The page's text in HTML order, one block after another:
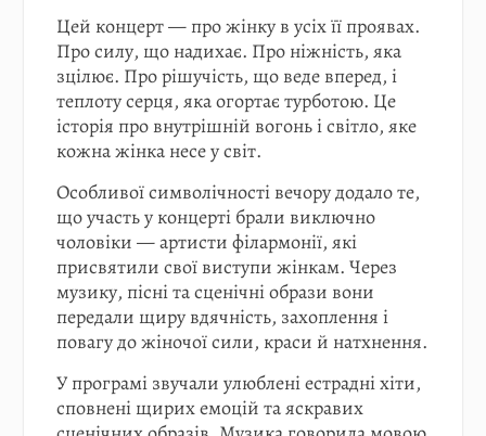
Цей концерт — про жінку в усіх її проявах.
Про силу, що надихає. Про ніжність, яка
зцілює. Про рішучість, що веде вперед, і
теплоту серця, яка огортає турботою. Це
історія про внутрішній вогонь і світло, яке
кожна жінка несе у світ.
Особливої символічності вечору додало те,
що участь у концерті брали виключно
чоловіки — артисти філармонії, які
присвятили свої виступи жінкам. Через
музику, пісні та сценічні образи вони
передали щиру вдячність, захоплення і
повагу до жіночої сили, краси й натхнення.
У програмі звучали улюблені естрадні хіти,
сповнені щирих емоцій та яскравих